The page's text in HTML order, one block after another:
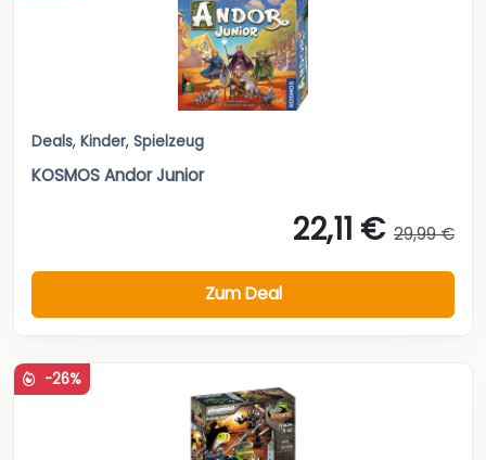
Deals, Kinder, Spielzeug
KOSMOS Andor Junior
22,11 € 29,99 €
Zum Deal
-26%